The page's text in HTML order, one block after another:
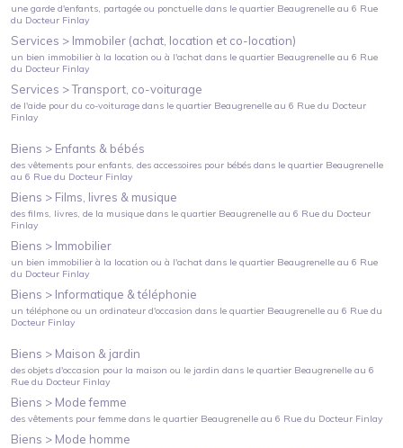
une garde d'enfants, partagée ou ponctuelle dans le quartier Beaugrenelle au 6 Rue
du Docteur Finlay
Services > Immobiler (achat, location et co-location)
un bien immobilier à la location ou à l'achat dans le quartier Beaugrenelle au 6 Rue
du Docteur Finlay
Services >Transport, co-voiturage
de l'aide pour du co-voiturage dans le quartier Beaugrenelle au 6 Rue du Docteur
Finlay
Biens > Enfants & bébés
des vêtements pour enfants, des accessoires pour bébés dans le quartier Beaugrenelle
au 6 Rue du Docteur Finlay
Biens > Films, livres & musique
des films, livres, de la musique dans le quartier Beaugrenelle au 6 Rue du Docteur
Finlay
Biens > Immobilier
un bien immobilier à la location ou à l'achat dans le quartier Beaugrenelle au 6 Rue
du Docteur Finlay
Biens > Informatique & téléphonie
un téléphone ou un ordinateur d'occasion dans le quartier Beaugrenelle au 6 Rue du
Docteur Finlay
Biens > Maison & jardin
des objets d'occasion pour la maison ou le jardin dans le quartier Beaugrenelle au 6
Rue du Docteur Finlay
Biens > Mode femme
des vêtements pour femme dans le quartier Beaugrenelle au 6 Rue du Docteur Finlay
Biens > Mode homme